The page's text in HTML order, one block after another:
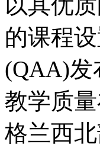
的课程
(QAA)发
教学质
格兰西